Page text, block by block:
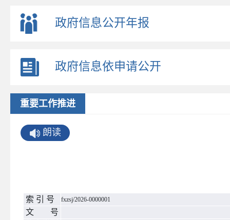
政府信息公开年报
政府信息依申请公开
重要工作推进
朗读
索 引 号 fxzsj/2026-0000001
文 号